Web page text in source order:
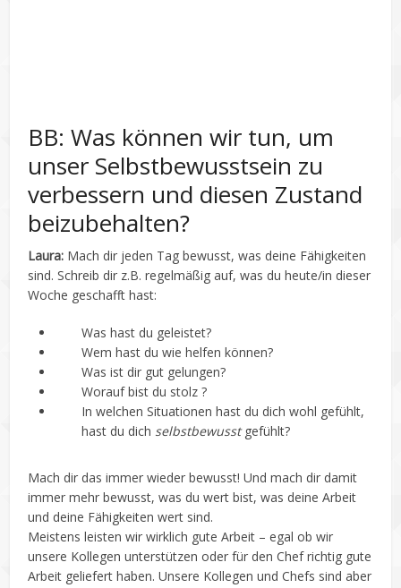
BB: Was können wir tun, um
unser Selbstbewusstsein zu
verbessern und diesen Zustand
beizubehalten?
Laura: Mach dir jeden Tag bewusst, was deine Fähigkeiten
sind. Schreib dir z.B. regelmäßig auf, was du heute/in dieser
Woche geschafft hast:
Was hast du geleistet?
Wem hast du wie helfen können?
Was ist dir gut gelungen?
Worauf bist du stolz ?
In welchen Situationen hast du dich wohl gefühlt,
hast du dich selbstbewusstgefühlt?
Mach dir das immer wieder bewusst! Und mach dir damit
immer mehr bewusst, was du wert bist, was deine Arbeit
und deine Fähigkeiten wert sind.
Meistens leisten wir wirklich gute Arbeit – egal ob wir
unsere Kollegen unterstützen oder für den Chef richtig gute
Arbeit geliefert haben. Unsere Kollegen und Chefs sind aber